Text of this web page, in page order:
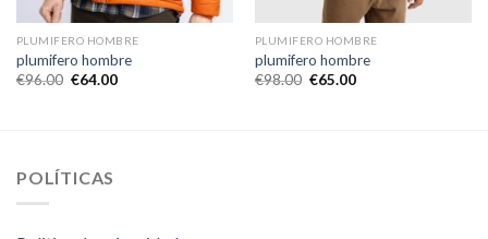
PLUMIFERO HOMBRE
plumifero hombre
€96.00 €64.00
PLUMIFERO HOMBRE
plumifero hombre
€98.00 €65.00
POLÍTICAS